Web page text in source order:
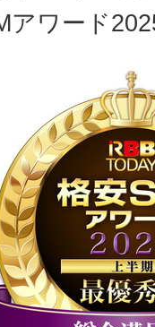
アワード